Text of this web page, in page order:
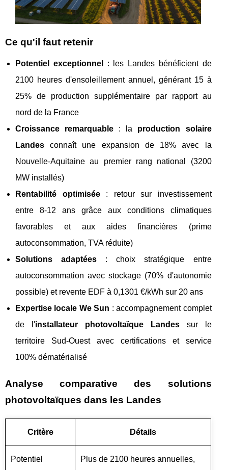
Ce qu'il faut retenir
Potentiel exceptionnel
: les Landes bénéficient de
2100 heures d'ensoleillement annuel, générant 15 à
25% de production supplémentaire par rapport au
nord de la France
Croissance remarquable : la production solaire
Landes connaît une expansion de 18% avec la
Nouvelle-Aquitaine au premier rang national (3200
MW installés)
Rentabilité optimisée: retour sur investissement
entre 8-12 ans grâce aux conditions climatiques
favorables et aux aides financières (prime
autoconsommation, TVA réduite)
Solutions adaptées : choix stratégique entre
autoconsommation avec stockage (70% d'autonomie
possible) et revente EDF à 0,1301 €/kWh sur 20 ans
Expertise locale We Sun : accompagnement complet
de l'installateur photovoltaïque Landessur le
territoire Sud-Ouest avec certifications et service
100% dématérialisé
Analyse comparative des solutions
photovoltaïques dans les Landes
Critère Détails
Potentiel
Plus de 2100 heures annuelles,